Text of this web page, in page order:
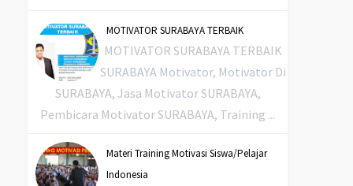
MOTIVATOR SURABAYA TERBAIK
MOTIVATOR SURABAYA TERBAIK
SURABAYA Motivator, Motivator Di
SURABAYA, Jasa Motivator SURABAYA,
Pembicara Motivator SURABAYA, Training ...
Materi Training Motivasi Siswa/Pelajar
Indonesia